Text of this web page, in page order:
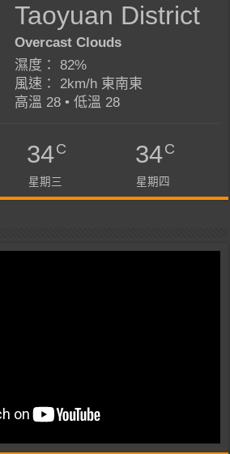
Taoyuan District
Overcast Clouds
濕度： 82%
風速： 2km/h 東南東
高溫 28 • 低溫 28
34C
星期三
34C
星期四